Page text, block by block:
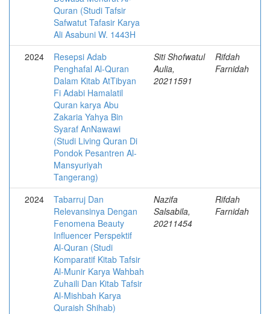
Quran (Studi Tafsir
Safwatut Tafasir Karya
Ali Asabuni W. 1443H
2024
Resepsi Adab
Penghafal Al-Quran
Dalam Kitab AtTibyan
Fi Adabi Hamalatil
Quran karya Abu
Zakaria Yahya Bin
Syaraf AnNawawi
(Studi Living Quran Di
Pondok Pesantren Al-
Mansyuriyah
Tangerang)
Siti Shofwatul
Aulia,
20211591
Rifdah
Farnidah
2024
Tabarruj Dan
Relevansinya Dengan
Fenomena Beauty
Influencer Perspektif
Al-Quran (Studi
Komparatif Kitab Tafsir
Al-Munir Karya Wahbah
Zuhaili Dan Kitab Tafsir
Al-Mishbah Karya
Quraish Shihab)
Nazifa
Salsabila,
20211454
Rifdah
Farnidah